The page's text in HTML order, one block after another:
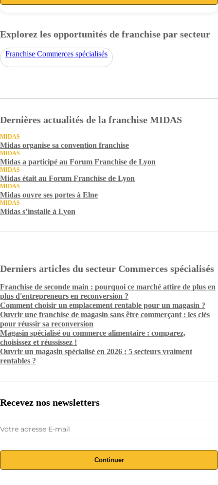
Explorez les opportunités de franchise par secteur
Franchise Commerces spécialisés
Dernières actualités de la franchise MIDAS
MIDAS
Midas organise sa convention franchise
MIDAS
Midas a participé au Forum Franchise de Lyon
MIDAS
Midas était au Forum Franchise de Lyon
MIDAS
Midas ouvre ses portes à Elne
MIDAS
Midas s’installe à Lyon
Derniers articles du secteur Commerces spécialisés
Franchise de seconde main : pourquoi ce marché attire de plus en
plus d'entrepreneurs en reconversion ?
Comment choisir un emplacement rentable pour un magasin ?
Ouvrir une franchise de magasin sans être commerçant : les clés
pour réussir sa reconversion
Magasin spécialisé ou commerce alimentaire : comparez,
choisissez et réussissez !
Ouvrir un magasin spécialisé en 2026 : 5 secteurs vraiment
rentables ?
Recevez nos newsletters
Continuer